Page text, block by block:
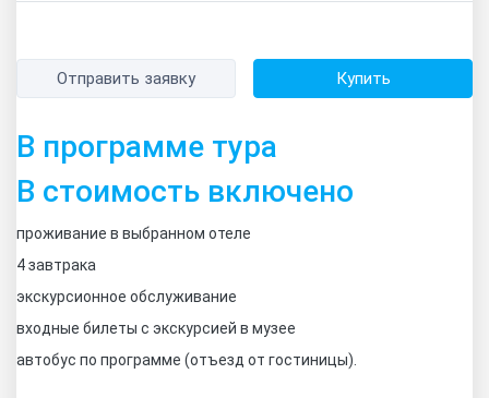
Отправить заявку Купить
В программе тура
В стоимость включено
проживание в выбранном отеле
4 завтрака
экскурсионное обслуживание
входные билеты с экскурсией в музее
автобус по программе (отъезд от гостиницы).